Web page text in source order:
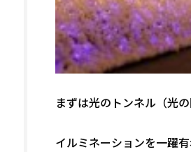
まずは光のトンネル（光の
イルミネーションを一躍